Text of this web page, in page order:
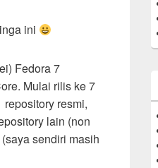
ini
Fedora 7
Mulai rilis ke 7
repository resmi,
lain (non
sendiri masih